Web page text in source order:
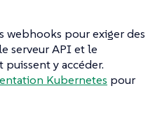
webhooks pour exiger des
serveur API et le
puissent y accéder.
Kubernetes pour